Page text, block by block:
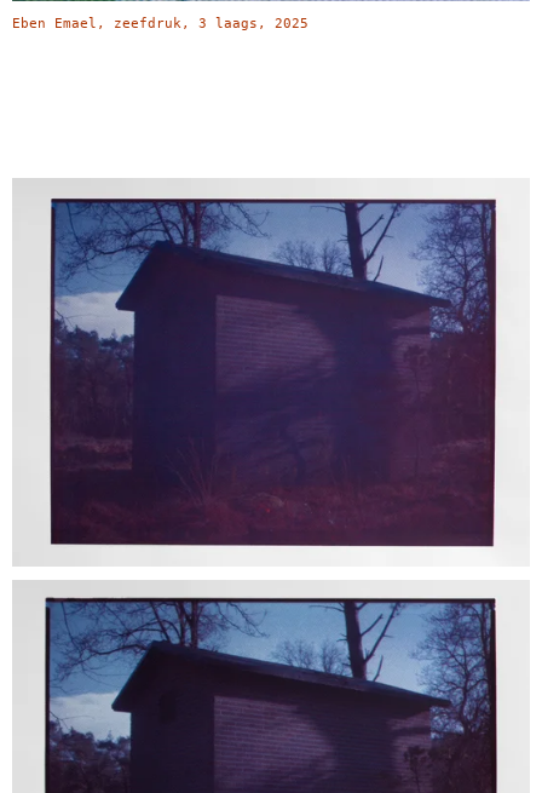
Eben Emael, zeefdruk, 3 laags, 2025